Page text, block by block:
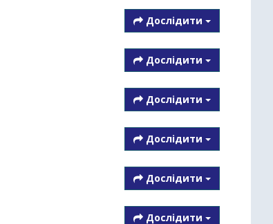
Дослідити
Дослідити
Дослідити
Дослідити
Дослідити
Дослідити